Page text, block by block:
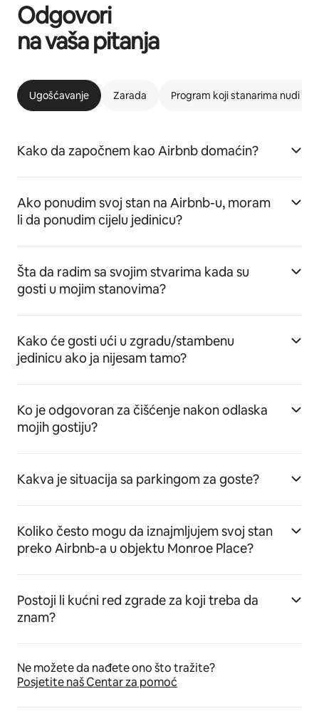
Odgovori
na vaša pitanja
Ugošćavanje Zarada Program koji stanarima nudi
Kako da započnem kao Airbnb domaćin?
Ako ponudim svoj stan na Airbnb-u, moram
li da ponudim cijelu jedinicu?
Šta da radim sa svojim stvarima kada su
gosti u mojim stanovima?
Kako će gosti ući u zgradu/stambenu
jedinicu ako ja nijesam tamo?
Ko je odgovoran za čišćenje nakon odlaska
mojih gostiju?
Kakva je situacija sa parkingom za goste?
Koliko često mogu da iznajmljujem svoj stan
preko Airbnb-a u objektu Monroe Place?
Postoji li kućni red zgrade za koji treba da
znam?
Ne možete da nađete ono što tražite?
Posjetite naš Centar za pomoć